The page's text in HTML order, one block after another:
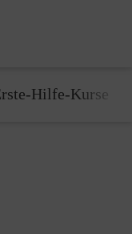
Hilfe-Kurse